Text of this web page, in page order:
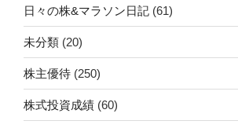
日々の株&マラソン日記 (61)
未分類 (20)
株主優待 (250)
株式投資成績 (60)